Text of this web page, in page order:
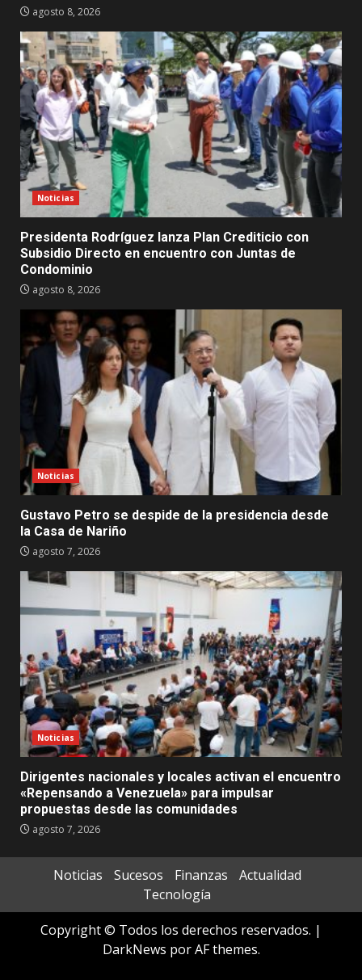
agosto 8, 2026
Noticias
Presidenta Rodríguez lanza Plan Crediticio con
Subsidio Directo en encuentro con Juntas de
Condominio
agosto 8, 2026
Noticias
Gustavo Petro se despide de la presidencia desde
la Casa de Nariño
agosto 7, 2026
Noticias
Dirigentes nacionales y locales activan el encuentro
«Repensando a Venezuela» para impulsar
propuestas desde las comunidades
agosto 7, 2026
Noticias Sucesos Finanzas
Actualidad
Tecnología
Copyright © Todos los derechos reservados. |
DarkNews por AF themes.